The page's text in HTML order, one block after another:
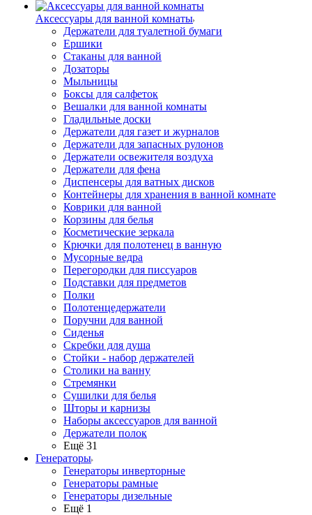
Аксессуары для ванной комнаты
Держатели для туалетной бумаги
Ершики
Стаканы для ванной
Дозаторы
Мыльницы
Боксы для салфеток
Вешалки для ванной комнаты
Гладильные доски
Держатели для газет и журналов
Держатели для запасных рулонов
Держатели освежителя воздуха
Держатели для фена
Диспенсеры для ватных дисков
Контейнеры для хранения в ванной комнате
Коврики для ванной
Корзины для белья
Косметические зеркала
Крючки для полотенец в ванную
Мусорные ведра
Перегородки для писсуаров
Подставки для предметов
Полки
Полотенцедержатели
Поручни для ванной
Сиденья
Скребки для душа
Стойки - набор держателей
Столики на ванну
Стремянки
Сушилки для белья
Шторы и карнизы
Наборы аксессуаров для ванной
Держатели полок
Ещё 31
Генераторы
Генераторы инверторные
Генераторы рамные
Генераторы дизельные
Ещё 1